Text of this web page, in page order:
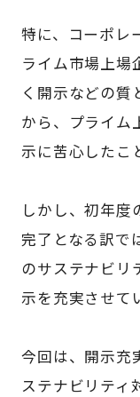
特に、コーポレ
ライム市場上場
く開示などの質
から、プライム
示に苦心したこ
しかし、初年度
完了となる訳で
のサステナビリ
示を充実させて
今回は、開示充
ステナビリティ